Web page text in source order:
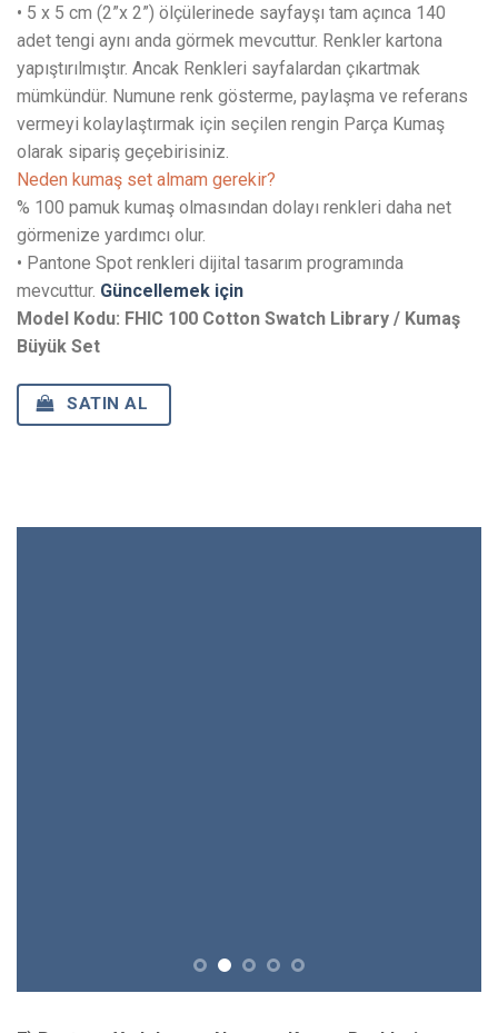
• 5 x 5 cm (2”x 2”) ölçülerinede sayfayşı tam açınca 140
adet tengi aynı anda görmek mevcuttur. Renkler kartona
yapıştırılmıştır. Ancak Renkleri sayfalardan çıkartmak
mümkündür. Numune renk gösterme, paylaşma ve referans
vermeyi kolaylaştırmak için seçilen rengin Parça Kumaş
olarak sipariş geçebirisiniz.
Neden kumaş set almam gerekir?
% 100 pamuk kumaş olmasından dolayı renkleri daha net
görmenize yardımcı olur.
• Pantone Spot renkleri dijital tasarım programında
mevcuttur. Güncellemek için
Model Kodu: FHIC 100 Cotton Swatch Library / Kumaş
Büyük Set
SATIN AL